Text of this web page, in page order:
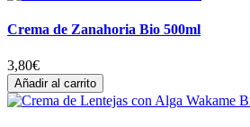
Crema de Zanahoria Bio 500ml
3,80€
Añadir al carrito